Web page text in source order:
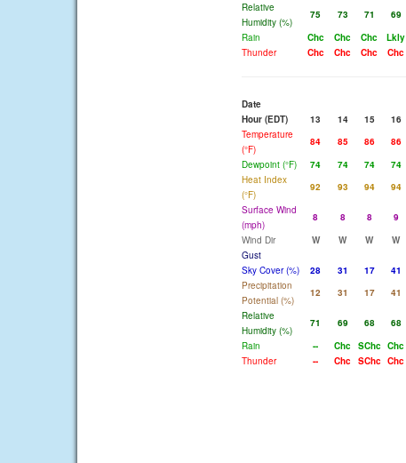
Relative
Humidity (%)
75 73 71 69
Rain
Chc Chc Chc Lkly
Thunder
Chc Chc Chc Chc
Date
Hour (EDT)
13 14 15 16
Temperature
(°F)
84 85 86 86
Dewpoint (°F)
74 74 74 74
Heat Index
(°F)
92 93 94 94
Surface Wind
(mph)
8 8 8 9
Wind Dir
W W W W
Gust
Sky Cover (%)
28 31 17 41
Precipitation
Potential (%)
12 31 17 41
Relative
Humidity (%)
71 69 68 68
Rain
-- Chc SChc Chc
Thunder
-- Chc SChc Chc